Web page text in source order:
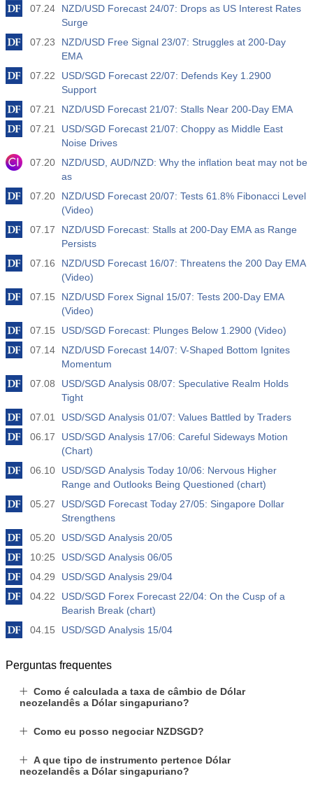
07.24
NZD/USD Forecast 24/07: Drops as US Interest Rates
Surge
07.23
NZD/USD Free Signal 23/07: Struggles at 200-Day
EMA
07.22
USD/SGD Forecast 22/07: Defends Key 1.2900
Support
07.21
NZD/USD Forecast 21/07: Stalls Near 200-Day EMA
07.21
USD/SGD Forecast 21/07: Choppy as Middle East
Noise Drives
07.20
NZD/USD, AUD/NZD: Why the inflation beat may not be
as
07.20
NZD/USD Forecast 20/07: Tests 61.8% Fibonacci Level
(Video)
07.17
NZD/USD Forecast: Stalls at 200-Day EMA as Range
Persists
07.16
NZD/USD Forecast 16/07: Threatens the 200 Day EMA
(Video)
07.15
NZD/USD Forex Signal 15/07: Tests 200-Day EMA
(Video)
07.15
USD/SGD Forecast: Plunges Below 1.2900 (Video)
07.14
NZD/USD Forecast 14/07: V-Shaped Bottom Ignites
Momentum
07.08
USD/SGD Analysis 08/07: Speculative Realm Holds
Tight
07.01
USD/SGD Analysis 01/07: Values Battled by Traders
06.17
USD/SGD Analysis 17/06: Careful Sideways Motion
(Chart)
06.10
USD/SGD Analysis Today 10/06: Nervous Higher
Range and Outlooks Being Questioned (chart)
05.27
USD/SGD Forecast Today 27/05: Singapore Dollar
Strengthens
05.20
USD/SGD Analysis 20/05
10:25
USD/SGD Analysis 06/05
04.29
USD/SGD Analysis 29/04
04.22
USD/SGD Forex Forecast 22/04: On the Cusp of a
Bearish Break (chart)
04.15
USD/SGD Analysis 15/04
Perguntas frequentes
Como é calculada a taxa de câmbio de Dólar
neozelandês a Dólar singapuriano?
Como eu posso negociar NZDSGD?
A que tipo de instrumento pertence Dólar
neozelandês a Dólar singapuriano?